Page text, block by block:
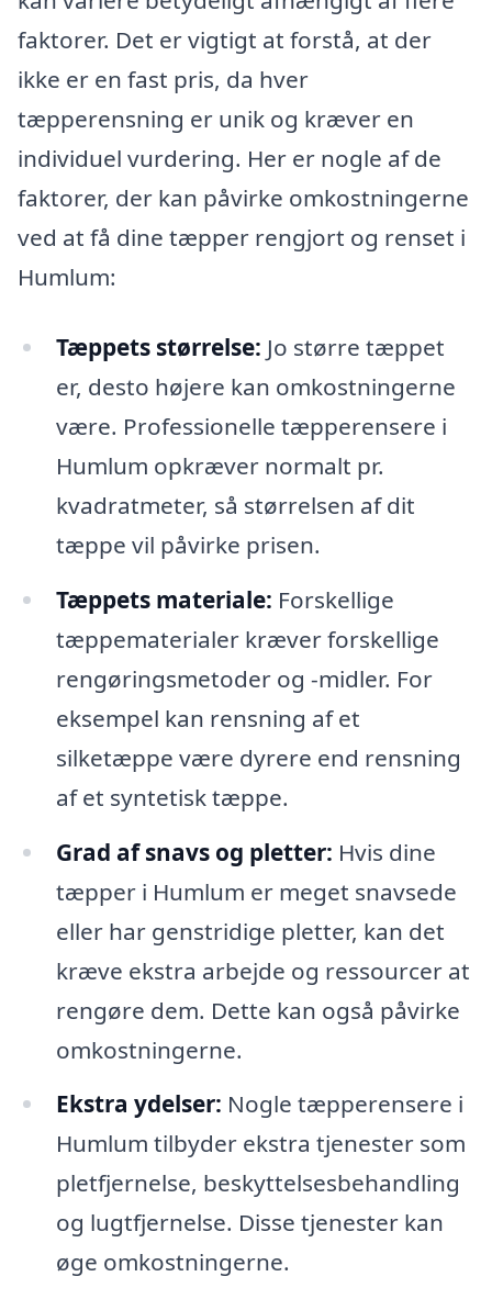
faktorer. Det er vigtigt at forstå, at der
ikke er en fast pris, da hver
tæpperensning er unik og kræver en
individuel vurdering. Her er nogle af de
faktorer, der kan påvirke omkostningerne
ved at få dine tæpper rengjort og renset i
Humlum:
Tæppets størrelse: Jo større tæppet
er, desto højere kan omkostningerne
være. Professionelle tæpperensere i
Humlum opkræver normalt pr.
kvadratmeter, så størrelsen af dit
tæppe vil påvirke prisen.
Tæppets materiale: Forskellige
tæppematerialer kræver forskellige
rengøringsmetoder og -midler. For
eksempel kan rensning af et
silketæppe være dyrere end rensning
af et syntetisk tæppe.
Grad af snavs og pletter: Hvis dine
tæpper i Humlum er meget snavsede
eller har genstridige pletter, kan det
kræve ekstra arbejde og ressourcer at
rengøre dem. Dette kan også påvirke
omkostningerne.
Ekstra ydelser: Nogle tæpperensere i
Humlum tilbyder ekstra tjenester som
pletfjernelse, beskyttelsesbehandling
og lugtfjernelse. Disse tjenester kan
øge omkostningerne.